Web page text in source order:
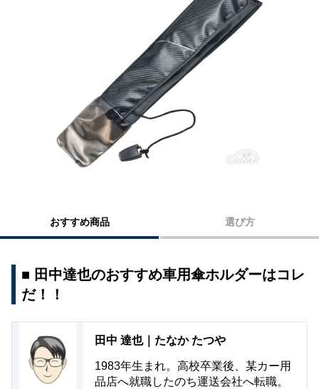
おすすめ商品 選び方
■ 田中達也のおすすめ車用傘ホルダーはコレ
だ！！
田中 達也｜たなか たつや
1983年生まれ。高校卒業後、某カー用
品店へ就職したのち運送会社へ転職。